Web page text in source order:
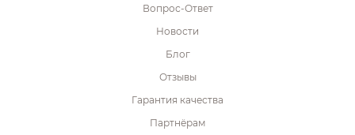
Вопрос-Ответ
Новости
Блог
Отзывы
Гарантия качества
Партнёрам